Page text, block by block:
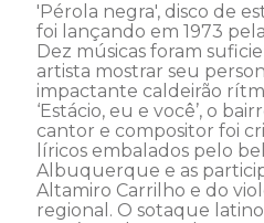
'Pérola negra', disco de
foi lançando em 1973
Dez músicas foram
artista mostrar seu
impactante caldeirão
‘Estácio, eu e você’, o
cantor e compositor foi
líricos embalados pelo
Albuquerque e as
Altamiro Carrilho e do
regional. O sotaque